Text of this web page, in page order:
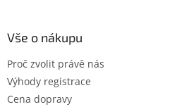
Vše o nákupu
Proč zvolit právě nás
Výhody registrace
Cena dopravy